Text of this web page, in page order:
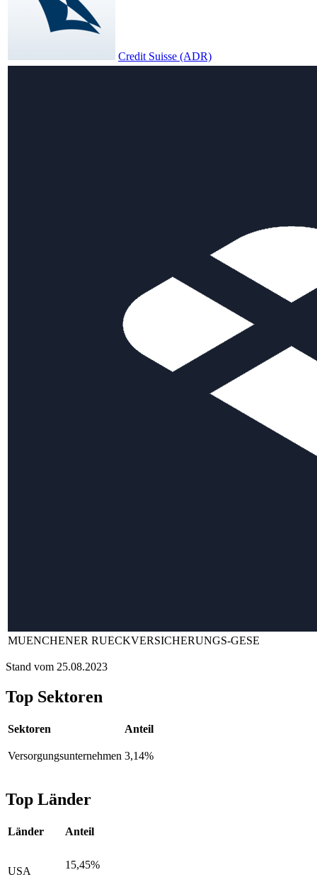
Credit Suisse (ADR)
MUENCHENER RUECKVERSICHERUNGS-GESE
Stand vom 25.08.2023
Top Sektoren
Sektoren Anteil
Versorgungsunternehmen 3,14%
Top Länder
Länder Anteil
USA
15,45%